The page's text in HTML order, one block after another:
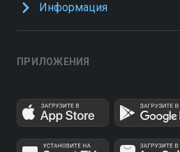
Информация
ПРИЛОЖЕНИЯ